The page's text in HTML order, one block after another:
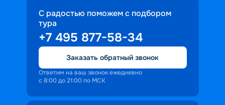
С радостью поможем с подбором
тура
+7 495 877-58-34
Заказать обратный звонок
Ответим на ваш звонок ежедневно
с 8:00 до 21:00 по МСК